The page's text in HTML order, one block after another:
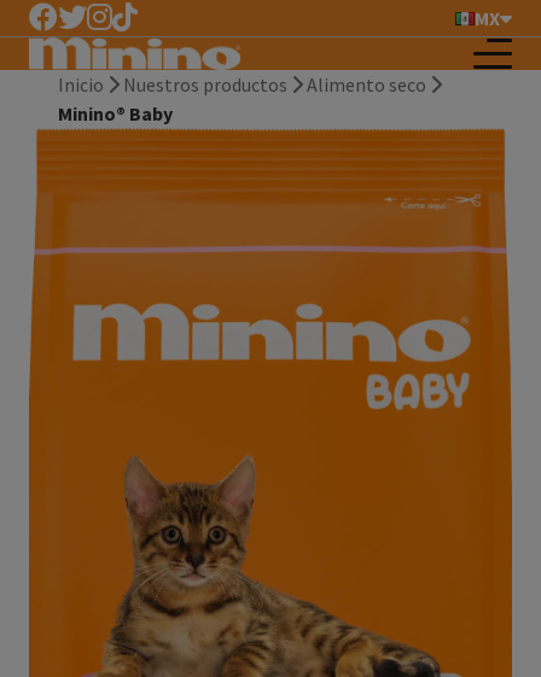
MX
Inicio Nuestros productos
Alimento seco
Minino® Baby